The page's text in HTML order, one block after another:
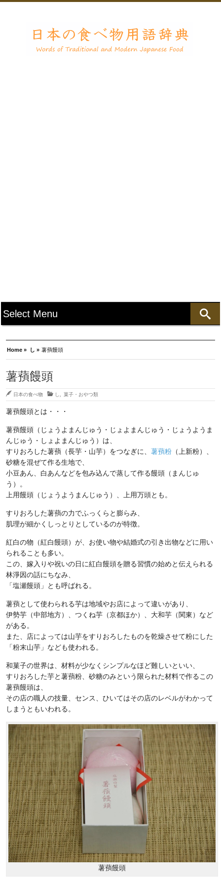
Home » し » 薯蕷饅頭
薯蕷饅頭
日本の食べ物 し 菓子・おやつ類
薯蕷饅頭とは・・・
薯蕷饅頭（じょうよまんじゅう・じょよまんじゅう・じょうようま
んじゅう・しょよまんじゅう）は、
すりおろした薯蕷（長芋・山芋）をつなぎに、 薯蕷粉 （上新粉）、
砂糖を混ぜて作る生地で、
小豆あん、白あんなどを包み込んで蒸して作る饅頭（まんじゅ
う）。
上用饅頭（じょうようまんじゅう）、上用万頭とも。
すりおろした薯蕷の力でふっくらと膨らみ、
肌理が細かくしっとりとしているのが特徴。
紅白の物（紅白饅頭）が、お使い物や結婚式の引き出物などに用い
られることも多い。
この、嫁入りや祝いの日に紅白饅頭を贈る習慣の始めと伝えられる
林淨因の話にちなみ、
「塩瀬饅頭」とも呼ばれる。
薯蕷として使わられる芋は地域やお店によって違いがあり、
伊勢芋（中部地方）、つくね芋（京都ほか）、大和芋（関東）など
がある。
また、店によっては山芋をすりおろしたものを乾燥させて粉にした
「粉末山芋」なども使われる。
和菓子の世界は、材料が少なくシンプルなほど難しいといい、
すりおろした芋と薯蕷粉、砂糖のみという限られた材料で作るこの
薯蕷饅頭は、
その店の職人の技量、センス、ひいてはその店のレベルがわかって
しまうともいわれる。
薯蕷饅頭